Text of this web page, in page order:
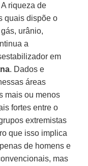
A riqueza de
quais dispõe o
urânio,
a
em
. Dados e
áreas
mais ou menos
fortes entre o
extremistas
que isso implica
de homens e
mas